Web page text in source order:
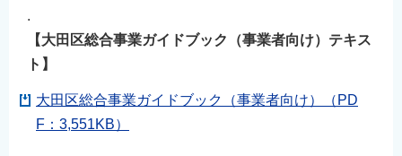
.
【大田区総合事業ガイドブック（事業者向け）テキス
ト】
大田区総合事業ガイドブック（事業者向け）（PD
F：3,551KB）